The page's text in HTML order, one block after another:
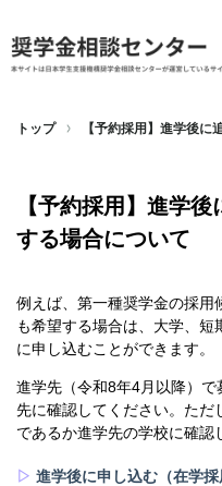
トップ 【予約採用】進学後に
【予約採用】進学
する場合について
例えば、第一種奨学金の採用
も希望する場合は、大学、
に申し込むことができます。
進学先（令和8年4月以降）
先に確認してください。ただ
であるか進学先の学校に確認
▷ 進学後に申し込む（在学採